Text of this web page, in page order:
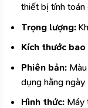
thiết bị tính toán
Trọng lượng:
Kích thước bao
Phiên bản:Màu
dụng hằng ngày
Hình thức:Máy